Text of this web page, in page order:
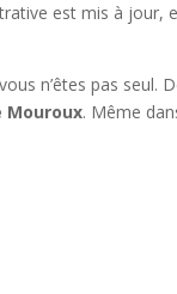
est mis à jour,
n’êtes pas seul.
Mouroux. Même